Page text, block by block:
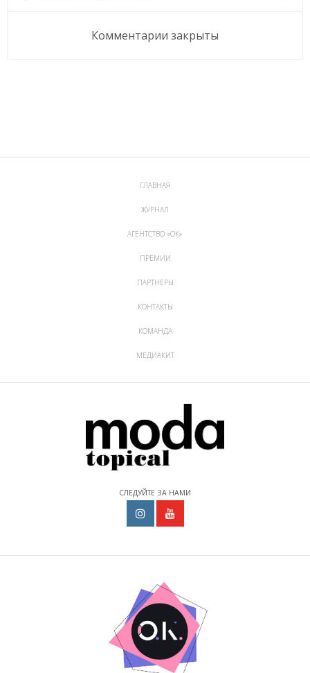
Комментарии закрыты
ГЛАВНАЯ
ЖУРНАЛ
АГЕНТСТВО «ОК»
ПРЕМИИ
ПАРТНЕРЫ
КОНТАКТЫ
КОМАНДА
МЕДИАКИТ
СЛЕДУЙТЕ ЗА НАМИ